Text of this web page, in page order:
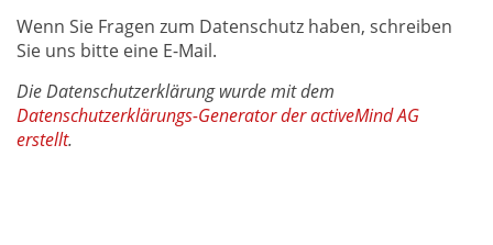
Wenn Sie Fragen zum Datenschutz haben, schreiben
Sie uns bitte eine E-Mail.
Die Datenschutzerklärung wurde mit dem
Datenschutzerklärungs-Generator der activeMind AG
erstellt.